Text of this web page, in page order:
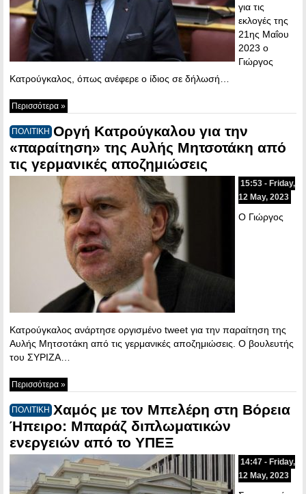
για τις
εκλογές της
21ης Μαΐου
2023 ο
Γιώργος
Κατρούγκαλος, όπως ανέφερε ο ίδιος σε δήλωσή…
Περισσότερα »
ΠΟΛΙΤΙΚΗ Οργή Κατρούγκαλου για την
«παραίτηση» της Αυλής Μητσοτάκη από
τις γερμανικές αποζημιώσεις
15:53 - Friday,
12 May, 2023
Ο Γιώργος
Κατρούγκαλος ανάρτησε οργισμένο tweet για την παραίτηση της
Αυλής Μητσοτάκη από τις γερμανικές αποζημιώσεις. Ο βουλευτής
του ΣΥΡΙΖΑ…
Περισσότερα »
ΠΟΛΙΤΙΚΗ Χαμός με τον Μπελέρη στη Βόρεια
Ήπειρο: Μπαράζ διπλωματικών
ενεργειών από το ΥΠΕΞ
14:47 - Friday,
12 May, 2023